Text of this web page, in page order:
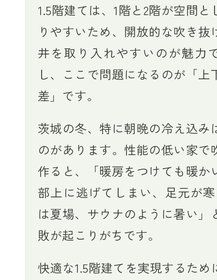
1.5階建ては、1階と2階が空間と
りやすいため、開放的な吹き抜
井を取り入れやすいのが魅力
し、ここで問題になるのが「上
差」です。
茨城の冬、特に朝晩の冷え込み
のがあります。性能の低い家で
作ると、「暖房をつけても暖か
部上に逃げてしまい、足元が
は夏場、サウナのように暑い」
敗が起こりがちです。
快適な1.5階建てを実現するため